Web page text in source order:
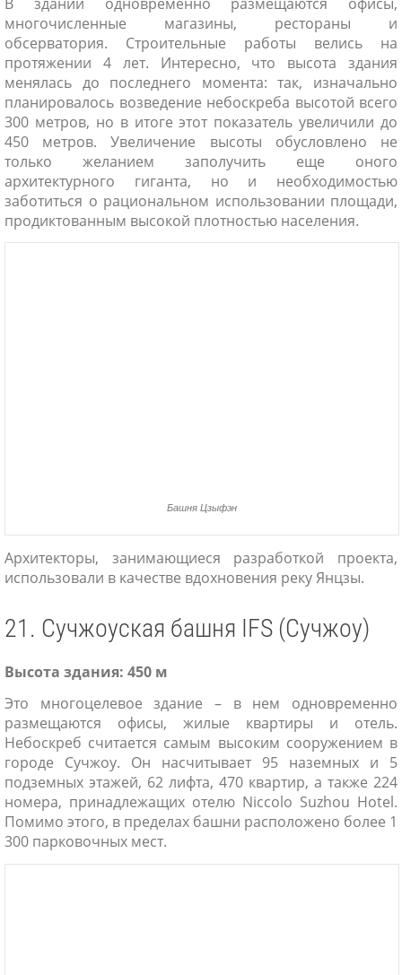
многочисленные магазины, рестораны и
обсерватория. Строительные работы велись на
протяжении 4 лет. Интересно, что высота здания
менялась до последнего момента: так, изначально
планировалось возведение небоскреба высотой всего
300 метров, но в итоге этот показатель увеличили до
450 метров. Увеличение высоты обусловлено не
только желанием заполучить еще оного
архитектурного гиганта, но и необходимостью
заботиться о рациональном использовании площади,
продиктованным высокой плотностью населения.
Башня Цзыфэн
Архитекторы, занимающиеся разработкой проекта,
использовали в качестве вдохновения реку Янцзы.
21. Сучжоуская башня IFS (Сучжоу)
Высота здания: 450 м
Это многоцелевое здание – в нем одновременно
размещаются офисы, жилые квартиры и отель.
Небоскреб считается самым высоким сооружением в
городе Сучжоу. Он насчитывает 95 наземных и 5
подземных этажей, 62 лифта, 470 квартир, а также 224
номера, принадлежащих отелю Niccolo Suzhou Hotel.
Помимо этого, в пределах башни расположено более 1
300 парковочных мест.